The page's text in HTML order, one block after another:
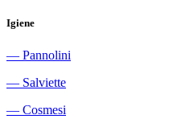
Igiene
― Pannolini
― Salviette
― Cosmesi